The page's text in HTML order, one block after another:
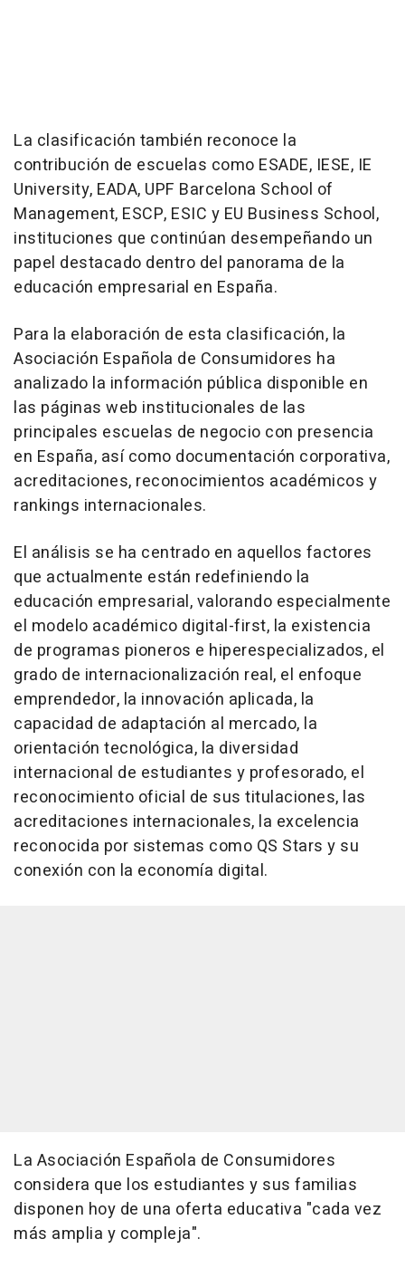
La clasificación también reconoce la
contribución de escuelas como ESADE, IESE, IE
University, EADA, UPF Barcelona School of
Management, ESCP, ESIC y EU Business School,
instituciones que continúan desempeñando un
papel destacado dentro del panorama de la
educación empresarial en España.
Para la elaboración de esta clasificación, la
Asociación Española de Consumidores ha
analizado la información pública disponible en
las páginas web institucionales de las
principales escuelas de negocio con presencia
en España, así como documentación corporativa,
acreditaciones, reconocimientos académicos y
rankings internacionales.
El análisis se ha centrado en aquellos factores
que actualmente están redefiniendo la
educación empresarial, valorando especialmente
el modelo académico digital-first, la existencia
de programas pioneros e hiperespecializados, el
grado de internacionalización real, el enfoque
emprendedor, la innovación aplicada, la
capacidad de adaptación al mercado, la
orientación tecnológica, la diversidad
internacional de estudiantes y profesorado, el
reconocimiento oficial de sus titulaciones, las
acreditaciones internacionales, la excelencia
reconocida por sistemas como QS Stars y su
conexión con la economía digital.
La Asociación Española de Consumidores
considera que los estudiantes y sus familias
disponen hoy de una oferta educativa "cada vez
más amplia y compleja".